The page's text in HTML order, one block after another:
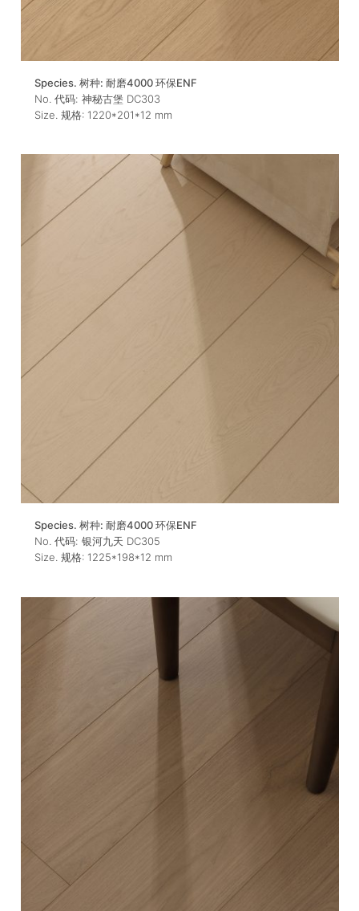
Species. 树种: 耐磨4000 环保ENF
No. 代码: 神秘古堡 DC303
Size. 规格: 1220*201*12 mm
Species. 树种: 耐磨4000 环保ENF
No. 代码: 银河九天 DC305
Size. 规格: 1225*198*12 mm